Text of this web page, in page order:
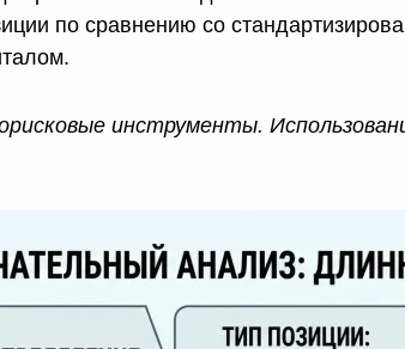
по сравнению со
инструменты.